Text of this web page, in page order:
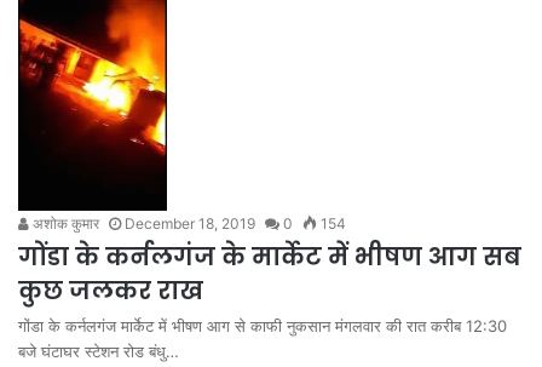
अशोक कुमार December 18, 2019 0 154
गोंडा के कर्नलगंज के मार्केट में भीषण आग सब
कुछ जलकर राख
गोंडा के कर्नलगंज मार्केट में भीषण आग से काफी नुकसान मंगलवार की रात करीब 12:30
बजे घंटाघर स्टेशन रोड बंधु…